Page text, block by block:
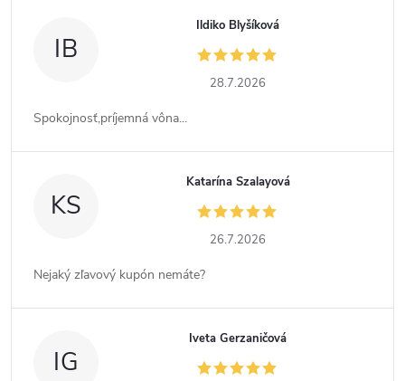
IB
Ildiko Blyšíková
28.7.2026
Spokojnosť,príjemná vôna...
KS
Katarína Szalayová
26.7.2026
Nejaký zľavový kupón nemáte?
IG
Iveta Gerzaničová